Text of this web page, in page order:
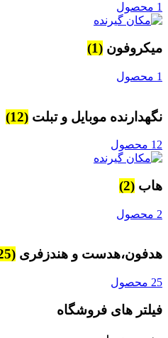
1 محصول
میکروفون (1)
1 محصول
نگهدارنده موبایل و تبلت (12)
12 محصول
هاب (2)
2 محصول
هدفون،هدست و هندزفری (25)
25 محصول
فیلتر های فروشگاه